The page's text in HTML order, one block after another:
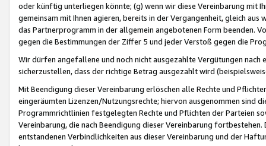
oder künftig unterliegen könnte; (g) wenn wir diese Vereinbarung mit
gemeinsam mit Ihnen agieren, bereits in der Vergangenheit, gleich
das Partnerprogramm in der allgemein angebotenen Form beenden.
gegen die Bestimmungen der Ziffer 5 und jeder Verstoß gegen die
Wir dürfen angefallene und noch nicht ausgezahlte Vergütungen
sicherzustellen, dass der richtige Betrag ausgezahlt wird
Mit Beendigung dieser Vereinbarung erlöschen alle Rechte und
eingeräumten Lizenzen/Nutzungsrechte; hiervon ausgenommen sind
Programmrichtlinien festgelegten Rechte und Pflichten der Parteien
Vereinbarung, die nach Beendigung dieser Vereinbarung
entstandenen Verbindlichkeiten aus dieser Vereinbarung und der